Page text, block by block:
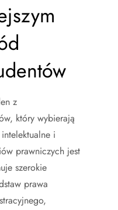
z
który wybierają
i
prawniczych jest
szerokie
prawa